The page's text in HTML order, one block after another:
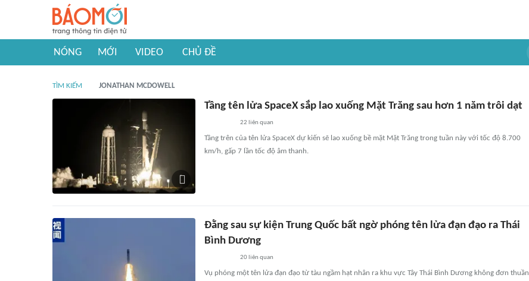
NÓNG MỚI VIDEO CHỦ ĐỀ
TÌM KIẾM JONATHAN MCDOWELL
Tầng tên lửa SpaceX sắp lao xuống Mặt Trăng sau hơn 1 năm trôi dạt
22 liên quan
Tầng trên của tên lửa SpaceX dự kiến sẽ lao xuống bề mặt Mặt Trăng trong tuần này với tốc độ 8.700
km/h, gấp 7 lần tốc độ âm thanh.
Đằng sau sự kiện Trung Quốc bất ngờ phóng tên lửa đạn đạo ra Thái
Bình Dương
20 liên quan
Vụ phóng một tên lửa đạn đạo từ tàu ngầm hạt nhân ra khu vực Tây Thái Bình Dương không đơn thuần